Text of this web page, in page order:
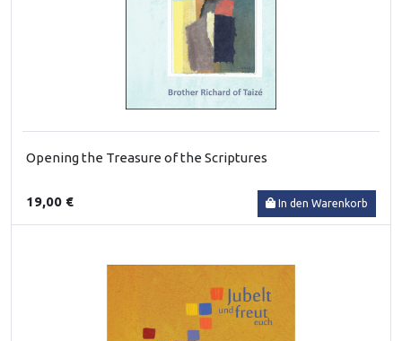
Opening the Treasure of the Scriptures
19,00 € In den Warenkorb